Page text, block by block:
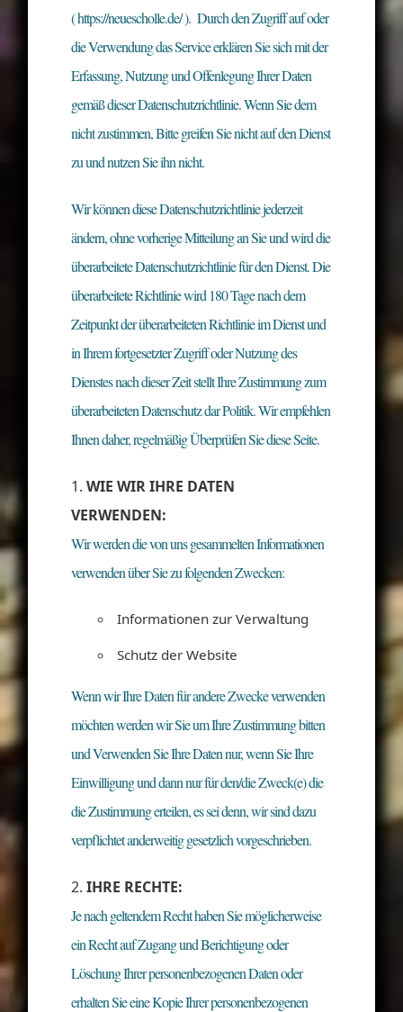
( https://neuescholle.de/ ). Durch den Zugriff auf oder
die Verwendung das Service erklären Sie sich mit der
Erfassung, Nutzung und Offenlegung Ihrer Daten
gemäß dieser Datenschutzrichtlinie. Wenn Sie dem
nicht zustimmen, Bitte greifen Sie nicht auf den Dienst
zu und nutzen Sie ihn nicht.
Wir können diese Datenschutzrichtlinie jederzeit
ändern, ohne vorherige Mitteilung an Sie und wird die
überarbeitete Datenschutzrichtlinie für den Dienst. Die
überarbeitete Richtlinie wird 180 Tage nach dem
Zeitpunkt der überarbeiteten Richtlinie im Dienst und
in Ihrem fortgesetzter Zugriff oder Nutzung des
Dienstes nach dieser Zeit stellt Ihre Zustimmung zum
überarbeiteten Datenschutz dar Politik. Wir empfehlen
Ihnen daher, regelmäßig Überprüfen Sie diese Seite.
WIE WIR IHRE DATEN
VERWENDEN:
Wir werden die von uns gesammelten Informationen
verwenden über Sie zu folgenden Zwecken:
Informationen zur Verwaltung
Schutz der Website
Wenn wir Ihre Daten für andere Zwecke verwenden
möchten werden wir Sie um Ihre Zustimmung bitten
und Verwenden Sie Ihre Daten nur, wenn Sie Ihre
Einwilligung und dann nur für den/die Zweck(e) die
die Zustimmung erteilen, es sei denn, wir sind dazu
verpflichtet anderweitig gesetzlich vorgeschrieben.
IHRE RECHTE:
Je nach geltendem Recht haben Sie möglicherweise
ein Recht auf Zugang und Berichtigung oder
Löschung Ihrer personenbezogenen Daten oder
erhalten Sie eine Kopie Ihrer personenbezogenen